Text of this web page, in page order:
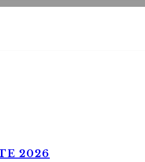
2026